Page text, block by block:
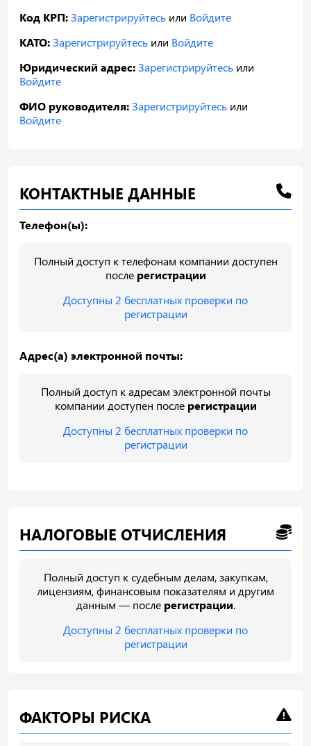
Код КРП:Зарегистрируйтесь или Войдите
КАТО:Зарегистрируйтесь или Войдите
Юридический адрес:Зарегистрируйтесь или
Войдите
ФИО руководителя:Зарегистрируйтесь или
Войдите
КОНТАКТНЫЕ ДАННЫЕ
Телефон(ы):
Полный доступ к телефонам компании доступен
после регистрации
Доступны 2 бесплатных проверки по
регистрации
Адрес(а) электронной почты:
Полный доступ к адресам электронной почты
компании доступен после регистрации
Доступны 2 бесплатных проверки по
регистрации
НАЛОГОВЫЕ ОТЧИСЛЕНИЯ
Полный доступ к судебным делам, закупкам,
лицензиям, финансовым показателям и другим
данным — после регистрации.
Доступны 2 бесплатных проверки по
регистрации
ФАКТОРЫ РИСКА